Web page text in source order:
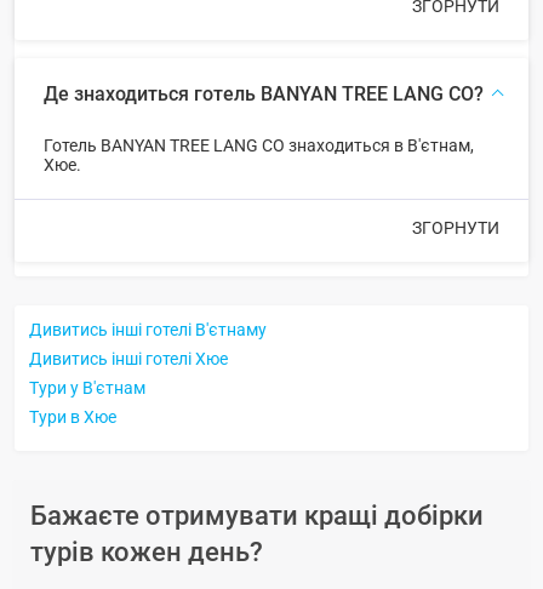
ЗГОРНУТИ
Де знаходиться готель BANYAN TREE LANG CO?
Готель BANYAN TREE LANG CO знаходиться в В'єтнам,
Хюе.
ЗГОРНУТИ
Дивитись інші готелі В'єтнаму
Дивитись інші готелі Хюе
Тури у В'єтнам
Тури в Хюе
Бажаєте отримувати кращі добірки
турів кожен день?